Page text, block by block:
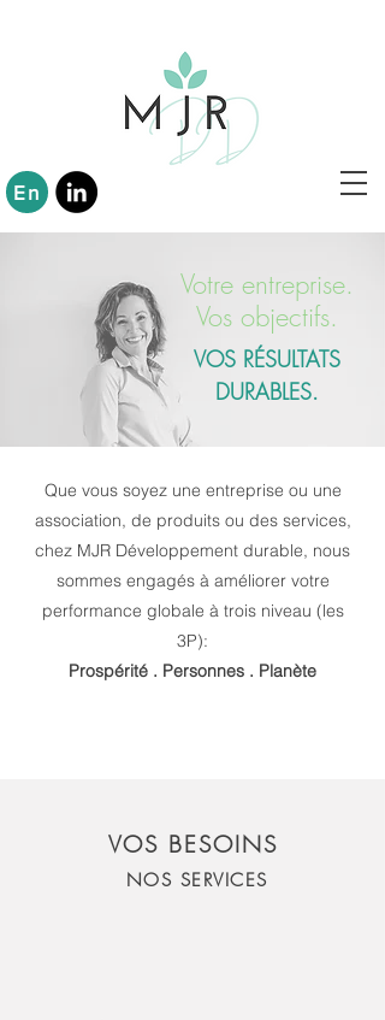
En
Votre entreprise.
Vos objectifs.
VOS RÉSULTATS
DURABLES.
Que vous soyez une entreprise ou une
association, de produits ou des services,
chez MJR Développement durable, nous
sommes engagés à améliorer votre
performance globale à trois niveau (les
3P):
Prospérité . Personnes . Planète
VOS BESOINS
NOS SERVICES